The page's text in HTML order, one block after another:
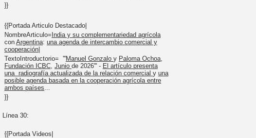
}}
{{Portada Articulo Destacado|
NombreArticulo= India y su complementariedad agrícola
con Argentina: una agenda de intercambio comercial y
cooperación
TextoIntroductorio= '''Manuel Gonzalo y Paloma Ochoa,
Fundación ICBC, Junio de 2026''' - El artículo presenta
una radiografía actualizada de la relación comercial y una
posible agenda basada en la cooperación agrícola entre
ambos países...
}}
Línea 30:
{{Portada Videos|